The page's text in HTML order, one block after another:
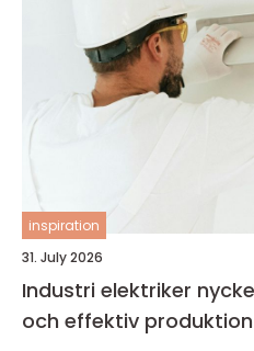
inspiration
31. July 2026
Industri elektriker nyckelperson i en säker
och effektiv produktion